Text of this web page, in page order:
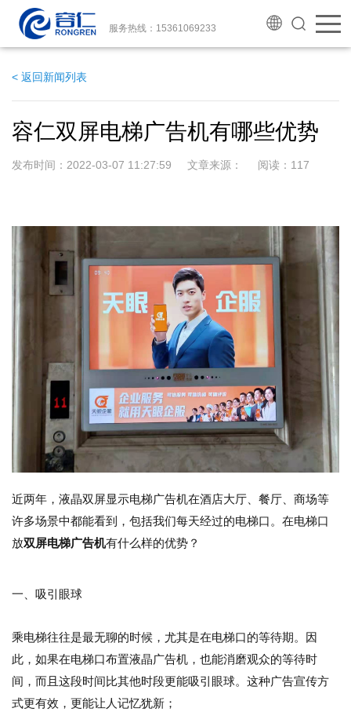
服务热线：15361069233
< 返回新闻列表
容仁双屏电梯广告机有哪些优势
发布时间：2022-03-07 11:27:59 文章来源： 阅读： 117
近两年，液晶双屏显示电梯广告机在酒店大厅、餐厅、商场等
许多场景中都能看到，包括我们每天经过的电梯口。在电梯口
放双屏电梯广告机有什么样的优势？
一、吸引眼球
乘电梯往往是最无聊的时候，尤其是在电梯口的等待期。因
此，如果在电梯口布置液晶广告机，也能消磨观众的等待时
间，而且这段时间比其他时段更能吸引眼球。这种广告宣传方
式更有效，更能让人记忆犹新；